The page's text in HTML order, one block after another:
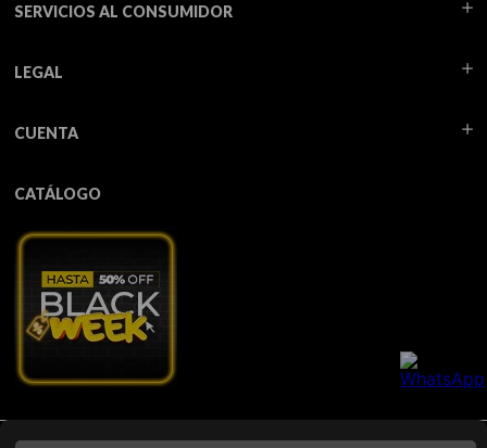
SERVICIOS AL CONSUMIDOR
LEGAL
CUENTA
CATÁLOGO